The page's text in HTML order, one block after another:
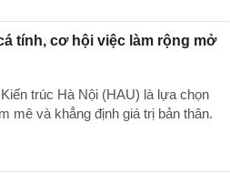
tính, cơ hội việc làm rộng mở
trúc Hà Nội (HAU) là lựa chọn
mê và khẳng định giá trị bản thân.